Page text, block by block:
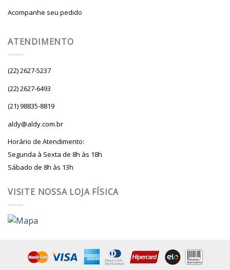
Acompanhe seu pedido
ATENDIMENTO
(22) 2627-5237
(22) 2627-6493
(21) 98835-8819
aldy@aldy.com.br
Horário de Atendimento:
Segunda à Sexta de 8h às 18h
Sábado de 8h às 13h
VISITE NOSSA LOJA FÍSICA